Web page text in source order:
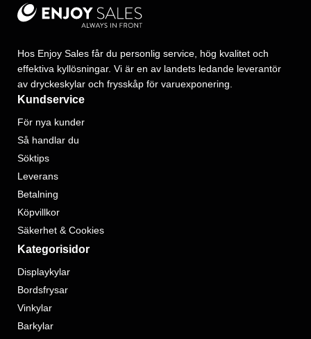
Hos Enjoy Sales får du personlig service, hög kvalitet och
effektiva kyllösningar. Vi är en av landets ledande leverantör
av dryckeskylar och frysskåp för varuexponering.
Kundservice
För nya kunder
Så handlar du
Söktips
Leverans
Betalning
Köpvillkor
Säkerhet & Cookies
Kategorisidor
Displaykylar
Bordsfrysar
Vinkylar
Barkylar